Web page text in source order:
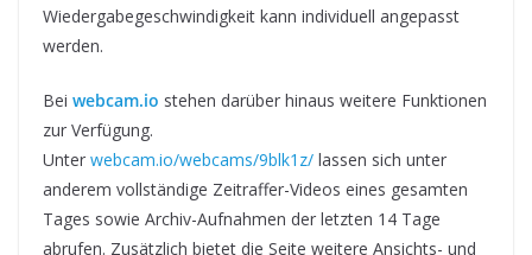
Wiedergabegeschwindigkeit kann individuell angepasst
werden.
Bei webcam.io stehen darüber hinaus weitere Funktionen
zur Verfügung.
Unter webcam.io/webcams/9blk1z/ lassen sich unter
anderem vollständige Zeitraffer-Videos eines gesamten
Tages sowie Archiv-Aufnahmen der letzten 14 Tage
abrufen. Zusätzlich bietet die Seite weitere Ansichts- und